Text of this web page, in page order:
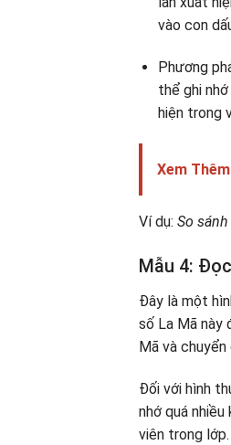
vào con
Phương
thể ghi
hiện trong
Xem
Ví dụ: So
Mẫu 4:
Đây là một
số La Mã
Mã và
Đối với hình
nhớ quá
viên trong lớp.